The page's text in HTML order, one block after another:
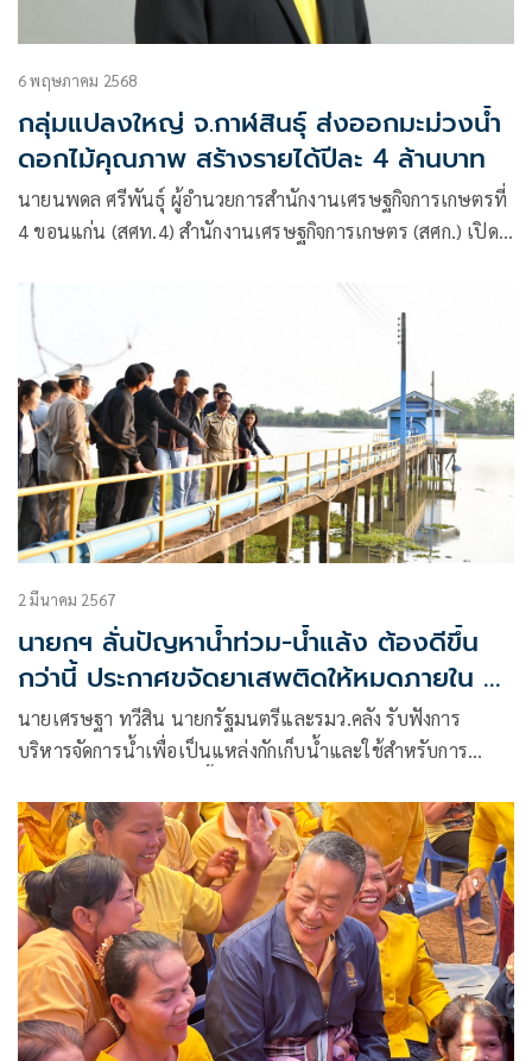
6 พฤษภาคม 2568
กลุ่มแปลงใหญ่ จ.กาฬสินธุ์ ส่งออกมะม่วงน้ำ
ดอกไม้คุณภาพ สร้างรายได้ปีละ 4 ล้านบาท
นายนพดล ศรีพันธุ์ ผู้อำนวยการสำนักงานเศรษฐกิจการเกษตรที่
4 ขอนแก่น (สศท.4) สำนักงานเศรษฐกิจการเกษตร (สศก.) เปิด
ชุมชนกลุ่มมะม่วงส่งออกหนองแซง
2 มีนาคม 2567
นายกฯ ลั่นปัญหาน้ำท่วม-น้ำแล้ง ต้องดีขึ้น
กว่านี้ ประกาศขจัดยาเสพติดให้หมดภายใน 4
ปี
นายเศรษฐา ทวีสิน นายกรัฐมนตรีและรมว.คลัง รับฟังการ
บริหารจัดการน้ำเพื่อเป็นแหล่งกักเก็บน้ำและใช้สำหรับการ
ทักทายประชาชน